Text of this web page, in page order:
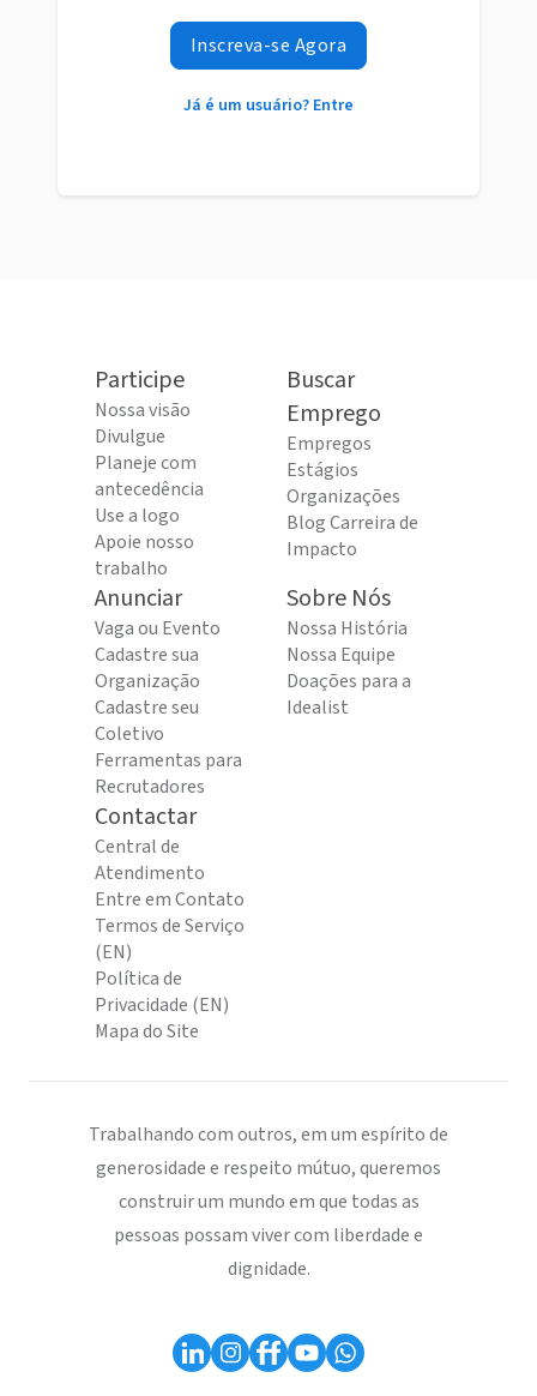
Inscreva-se Agora
Já é um usuário? Entre
Participe
Nossa visão
Divulgue
Planeje com
antecedência
Use a logo
Apoie nosso
trabalho
Buscar
Emprego
Empregos
Estágios
Organizações
Blog Carreira de
Impacto
Anunciar
Vaga ou Evento
Cadastre sua
Organização
Cadastre seu
Coletivo
Ferramentas para
Recrutadores
Sobre Nós
Nossa História
Nossa Equipe
Doações para a
Idealist
Contactar
Central de
Atendimento
Entre em Contato
Termos de Serviço
(EN)
Política de
Privacidade (EN)
Mapa do Site
Trabalhando com outros, em um espírito de
generosidade e respeito mútuo, queremos
construir um mundo em que todas as
pessoas possam viver com liberdade e
dignidade.